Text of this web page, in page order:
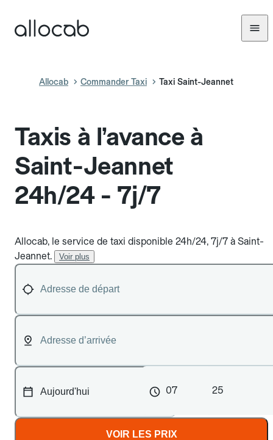
Allocab Commander Taxi Taxi Saint-Jeannet
Taxis à l’avance à
Saint-Jeannet
24h/24 - 7j/7
Allocab, le service de taxi disponible 24h/24, 7j/7 à Saint-
Jeannet.
Voir plus
07 25
VOIR LES PRIX